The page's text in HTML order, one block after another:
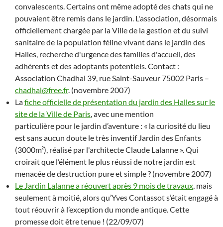
convalescents. Certains ont même adopté des chats qui ne
pouvaient être remis dans le jardin. L'association, désormais
officiellement chargée par la Ville de la gestion et du suivi
sanitaire de la population féline vivant dans le jardin des
Halles, recherche d'urgence des familles d'accueil, des
adhérents et des adoptants potentiels. Contact :
Association Chadhal 39, rue Saint-Sauveur 75002 Paris –
chadhal@free.fr. (novembre 2007)
Lafiche officielle de présentation du jardin des Halles sur le
site de la Ville de Paris, avec une mention
particulière pour le jardin d’aventure : « la curiosité du lieu
est sans aucun doute le très inventif Jardin des Enfants
(3000m²), réalisé par l'architecte Claude Lalanne ». Qui
croirait que l’élément le plus réussi de notre jardin est
menacée de destruction pure et simple ? (novembre 2007)
Le Jardin Lalanne a réouvert après 9 mois de travaux, mais
seulement à moitié, alors qu’Yves Contassot s’était engagé à
tout réouvrir à l’exception du monde antique. Cette
promesse doit être tenue ! (22/09/07)